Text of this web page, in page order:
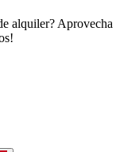
alquiler? Aprovecha